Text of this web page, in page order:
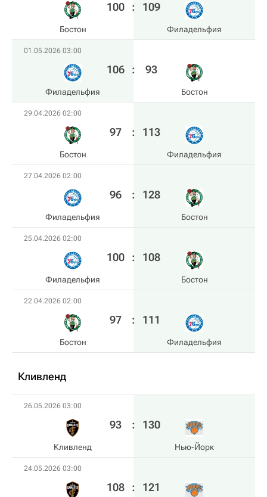
Бостон
100 : 109
Филадельфия
01.05.2026 03:00
Филадельфия
106 : 93
Бостон
29.04.2026 02:00
Бостон
97 : 113
Филадельфия
27.04.2026 02:00
Филадельфия
96 : 128
Бостон
25.04.2026 02:00
Филадельфия
100 : 108
Бостон
22.04.2026 02:00
Бостон
97 : 111
Филадельфия
Кливленд
26.05.2026 03:00
Кливленд
93 : 130
Нью-Йорк
24.05.2026 03:00
108 : 121